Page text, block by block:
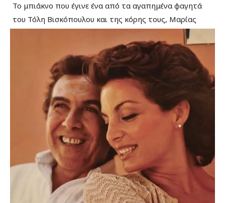
Το μπιάκνο που έγινε ένα από τα αγαπημένα φαγητά
του Τόλη Βισκόπουλου και της κόρης τους, Μαρίας